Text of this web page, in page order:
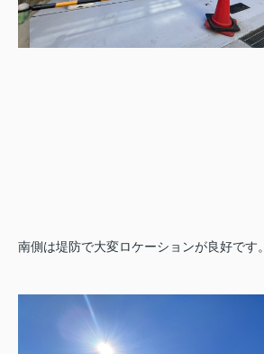
南側は堤防で大変ロケーションが良好です。